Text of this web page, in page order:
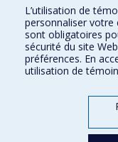
Plan du site
Signaler une erreur
Accessibilité
FACULTÉ DES ARTS ET
Nos départements et
L’utilisation de
personnaliser votre
sont obligatoires
sécurité du site
préférences. En
utilisation de